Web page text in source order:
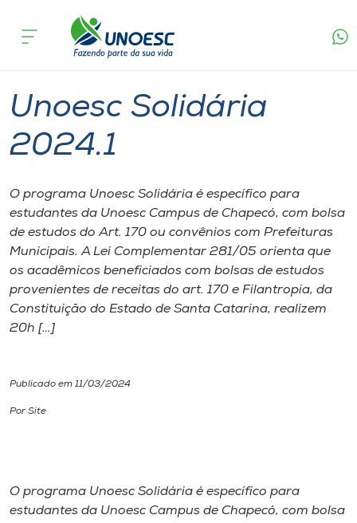
Cursos
Pesquisa
Portal de Ensino
A
Unoesc
Cultura
Unoesc Solidária
2024.1
O programa Unoesc Solidária é específico para
estudantes da Unoesc Campus de Chapecó, com bolsa
de estudos do Art. 170 ou convênios com Prefeituras
Municipais. A Lei Complementar 281/05 orienta que
os acadêmicos beneficiados com bolsas de estudos
provenientes de receitas do art. 170 e Filantropia, da
Constituição do Estado de Santa Catarina, realizem
20h […]
Publicado em 11/03/2024
Por Site
O programa Unoesc Solidária é específico para
estudantes da Unoesc Campus de Chapecó, com bolsa